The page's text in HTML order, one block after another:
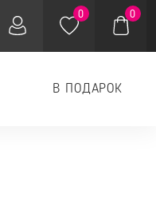
0 0
В ПОДАРОК